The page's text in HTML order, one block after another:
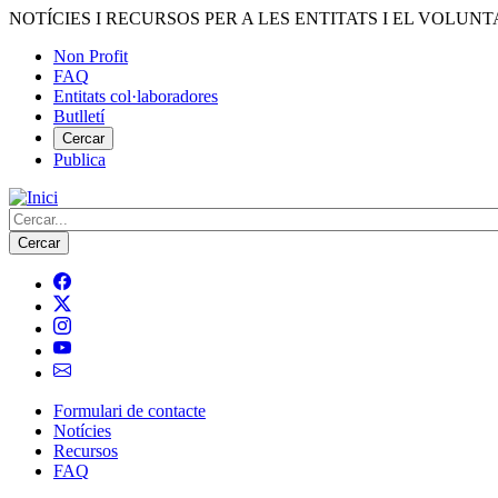
Vés
contingut
NOTÍCIES I RECURSOS PER A LES ENTITATS I EL
Menú
del
compte
d'usuari
Non Profit
FAQ
Entitats col·laboradores
Butlletí
Cercar
Publica
Cerca
Navegació
principal
Formulari de contacte
Notícies
Recursos
FAQ